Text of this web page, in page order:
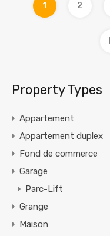
1 2
Property Types
Appartement
Appartement duplex
Fond de commerce
Garage
Parc-Lift
Grange
Maison